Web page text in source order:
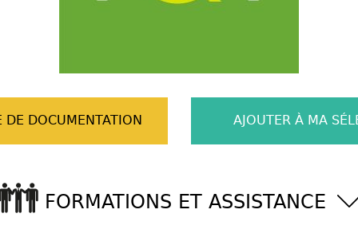
DE DOCUMENTATION AJOUTER À MA
FORMATIONS ET ASSISTANCE